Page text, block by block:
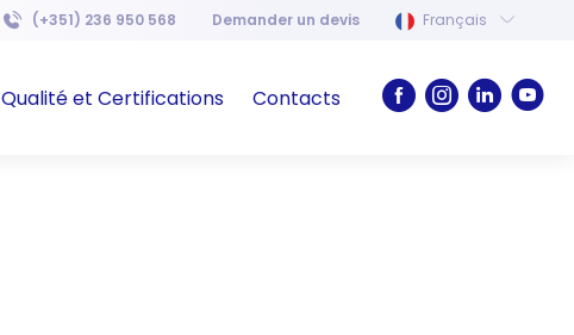
(+351) 236 950 568 Demander un devis Français
Qualité et Certifications Contacts